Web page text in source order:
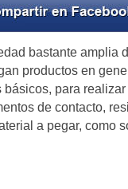
bastante amplia
productos en
para
de contacto,
a pegar, como